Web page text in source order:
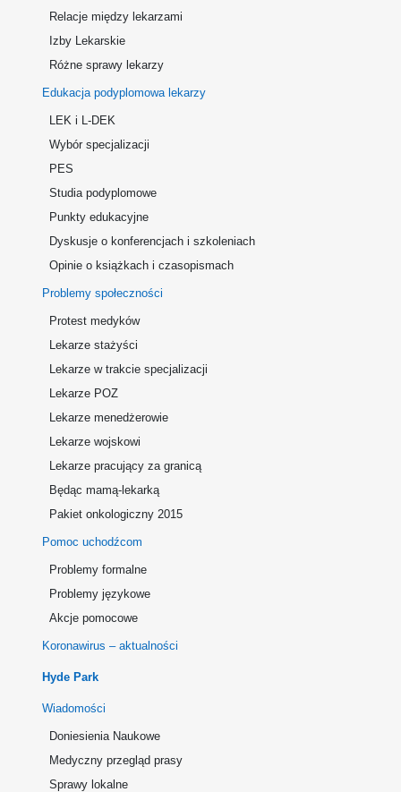
Relacje między lekarzami
Izby Lekarskie
Różne sprawy lekarzy
Edukacja podyplomowa lekarzy
LEK i L-DEK
Wybór specjalizacji
PES
Studia podyplomowe
Punkty edukacyjne
Dyskusje o konferencjach i szkoleniach
Opinie o książkach i czasopismach
Problemy społeczności
Protest medyków
Lekarze stażyści
Lekarze w trakcie specjalizacji
Lekarze POZ
Lekarze menedżerowie
Lekarze wojskowi
Lekarze pracujący za granicą
Będąc mamą-lekarką
Pakiet onkologiczny 2015
Pomoc uchodźcom
Problemy formalne
Problemy językowe
Akcje pomocowe
Koronawirus – aktualności
Hyde Park
Wiadomości
Doniesienia Naukowe
Medyczny przegląd prasy
Sprawy lokalne